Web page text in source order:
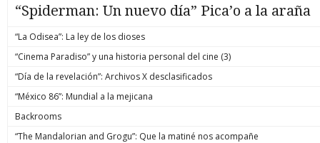
“Spiderman: Un nuevo día” Pica’o a la araña
“La Odisea”: La ley de los dioses
“Cinema Paradiso” y una historia personal del cine (3)
“Día de la revelación”: Archivos X desclasificados
“México 86”: Mundial a la mejicana
Backrooms
“The Mandalorian and Grogu”: Que la matiné nos acompañe